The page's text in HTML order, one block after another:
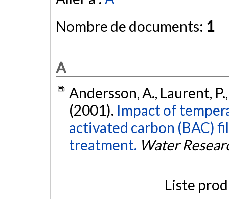
Nombre de documents: 1
A
Andersson, A., Laurent,
(2001). Impact of
activated carbon (BAC)
treatment. Water
Liste